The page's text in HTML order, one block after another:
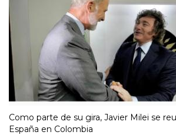
Como parte de su gira, Javier Milei se
España en Colombia